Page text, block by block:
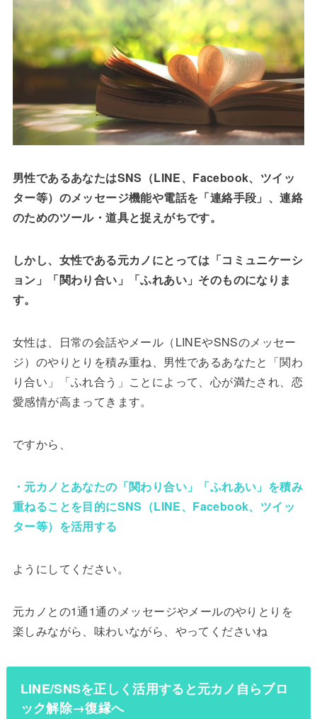
男性であるあなたはSNS（LINE、Facebook、ツイッ
ター等）のメッセージ機能や電話を「連絡手段」、連絡
のためのツール・道具と捉えがちです。
しかし、女性である元カノにとっては「コミュニケーシ
ョン」「関わり合い」「ふれあい」そのものになりま
す。
女性は、日常の会話やメール（LINEやSNSのメッセー
ジ）のやりとりを積み重ね、男性であるあなたと「関わ
り合い」「ふれ合う」ことによって、心が満たされ、恋
愛感情が高まってきます。
ですから、
・元カノとあなたの「関わり合い」「ふれあい」を積み
重ねることを目的にSNS（LINE、Facebook、ツイッ
ター等）を活用する
ようにしてください。
元カノとの1通1通のメッセージやメールのやりとりを
楽しみながら、味わいながら、やってくださいね
LINE/SNSを正しく活用すると元カノ自らブロ
ック解除→復縁へ